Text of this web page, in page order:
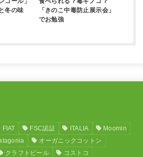
冬の味
「きのこ中毒防止展示会」
でお勉強
FIAT FSC認証 ITALIA
Moomin
オーガニックコットン
クラフトビール
コストコ